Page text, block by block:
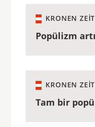
KRONEN
Popülizm
KRONEN
Tam bir